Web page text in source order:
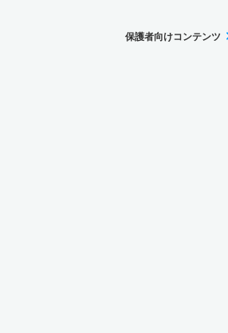
保護者向けコンテンツ